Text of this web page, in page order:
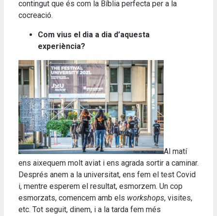
contingut que és com la Bíblia perfecta per a la
cocreació.
Com vius el dia a dia d’aquesta
experiència?
Al matí
ens aixequem molt aviat i ens agrada sortir a caminar.
Després anem a la universitat, ens fem el test Covid
i, mentre esperem el resultat, esmorzem. Un cop
esmorzats, comencem amb els workshops, visites,
etc. Tot seguit, dinem, i a la tarda fem més